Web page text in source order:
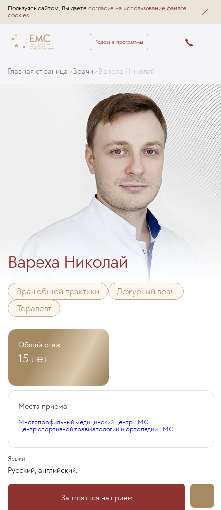
Пользуясь сайтом, Вы даете согласие на использование файлов
cookies
Годовые программы
Главная страница Врачи Вареха Николай
Вареха Николай
Врач общей практики
Дежурный врач
Терапевт
Общий стаж
15 лет
Места приема
Многопрофильный медицинский центр EMC
Центр спортивной травматологии и ортопедии EMC
Языки
Русский, английский.
Записаться на приём